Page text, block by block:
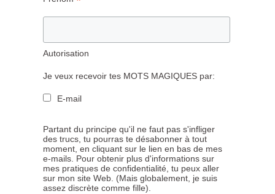
Autorisation
Je veux recevoir tes MOTS MAGIQUES par:
E-mail
Partant du principe qu'il ne faut pas s'infliger
des trucs, tu pourras te désabonner à tout
moment, en cliquant sur le lien en bas de mes
e-mails. Pour obtenir plus d'informations sur
mes pratiques de confidentialité, tu peux aller
sur mon site Web. (Mais globalement, je suis
assez discrète comme fille).